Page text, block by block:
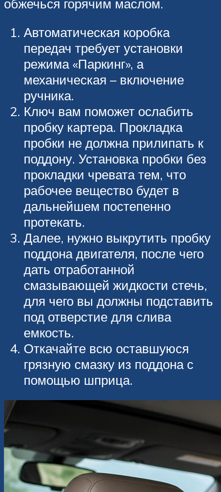
обжечься горячим маслом.
Автоматическая коробка
передач требует установки
режима «Паркинг», а
механическая – включение
ручника.
Ключ вам поможет ослабить
пробку картера. Прокладка
пробки не должна прилипать к
поддону. Установка пробки без
прокладки чревата тем, что
рабочее вещество будет в
дальнейшем постепенно
протекать.
Далее, нужно выкрутить пробку
поддона двигателя, после чего
дать отработанной
смазывающей жидкости стечь,
для чего вы должны подставить
под отверстие для слива
емкость.
Откачайте всю оставшуюся
грязную смазку из поддона с
помощью шприца.